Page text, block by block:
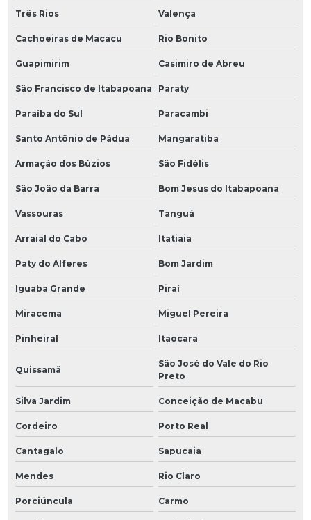
Três Rios Valença
Cachoeiras de Macacu Rio Bonito
Guapimirim Casimiro de Abreu
São Francisco de Itabapoana Paraty
Paraíba do Sul Paracambi
Santo Antônio de Pádua Mangaratiba
Armação dos Búzios São Fidélis
São João da Barra Bom Jesus do Itabapoana
Vassouras Tanguá
Arraial do Cabo Itatiaia
Paty do Alferes Bom Jardim
Iguaba Grande Piraí
Miracema Miguel Pereira
Pinheiral Itaocara
Quissamã
São José do Vale do Rio
Preto
Silva Jardim Conceição de Macabu
Cordeiro Porto Real
Cantagalo Sapucaia
Mendes Rio Claro
Porciúncula Carmo